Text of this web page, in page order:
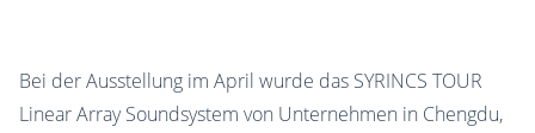
Bei der Ausstellung im April wurde das SYRINCS TOUR
Linear Array Soundsystem von Unternehmen in Chengdu,